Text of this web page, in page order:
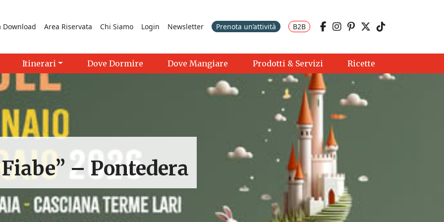
Download Area Riservata Chi Siamo Login Newsletter Prenota un’attività B2B
Itinerari Dove Dormire Dove Mangiare Prodotti & Servizi Ricette
– Pontedera